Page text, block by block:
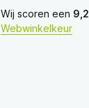
Wij scoren een 9,2
Webwinkelkeur